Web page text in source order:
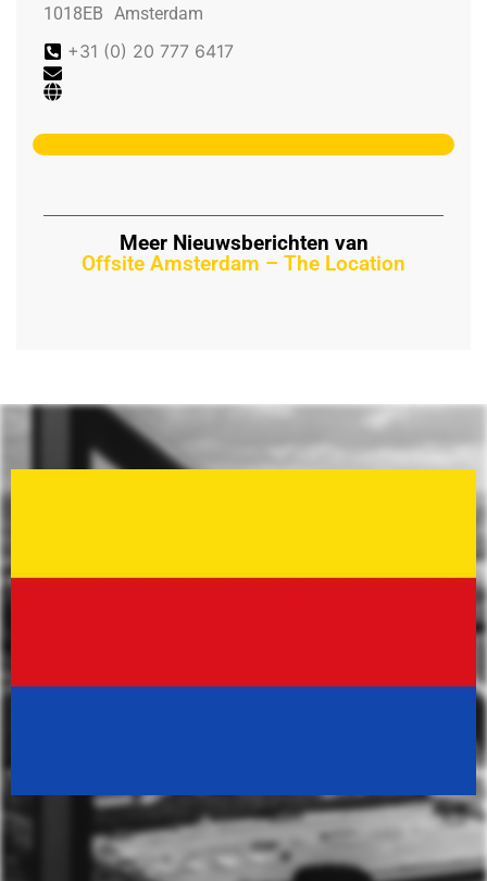
1018EB Amsterdam
+31 (0) 20 777 6417
Meer Nieuwsberichten van
Offsite Amsterdam – The Location